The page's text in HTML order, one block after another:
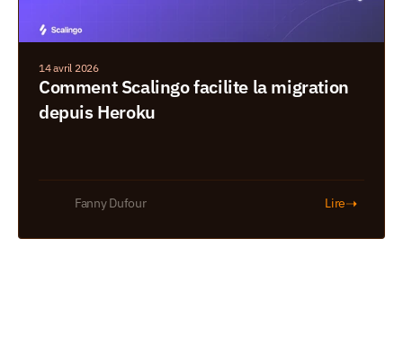
14 avril 2026
Comment Scalingo facilite la migration
depuis Heroku
Fanny Dufour Lire➝